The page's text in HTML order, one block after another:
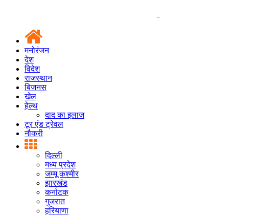
मनोरंजन
देश
विदेश
राजस्थान
बिजनस
खेल
हेल्थ
दाद का इलाज
टूर एंड ट्रेवल
नौकरी
दिल्ली
मध्य प्रदेश
जम्मू कश्मीर
झारखंड
कर्नाटक
गुजरात
हरियाणा